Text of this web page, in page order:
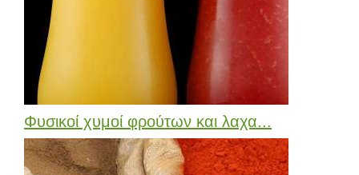
Φυσικοί χυμοί φρούτων και λαχα...